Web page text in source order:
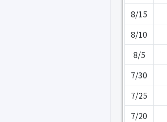
8/15
8/10
8/5
7/30
7/25
7/20